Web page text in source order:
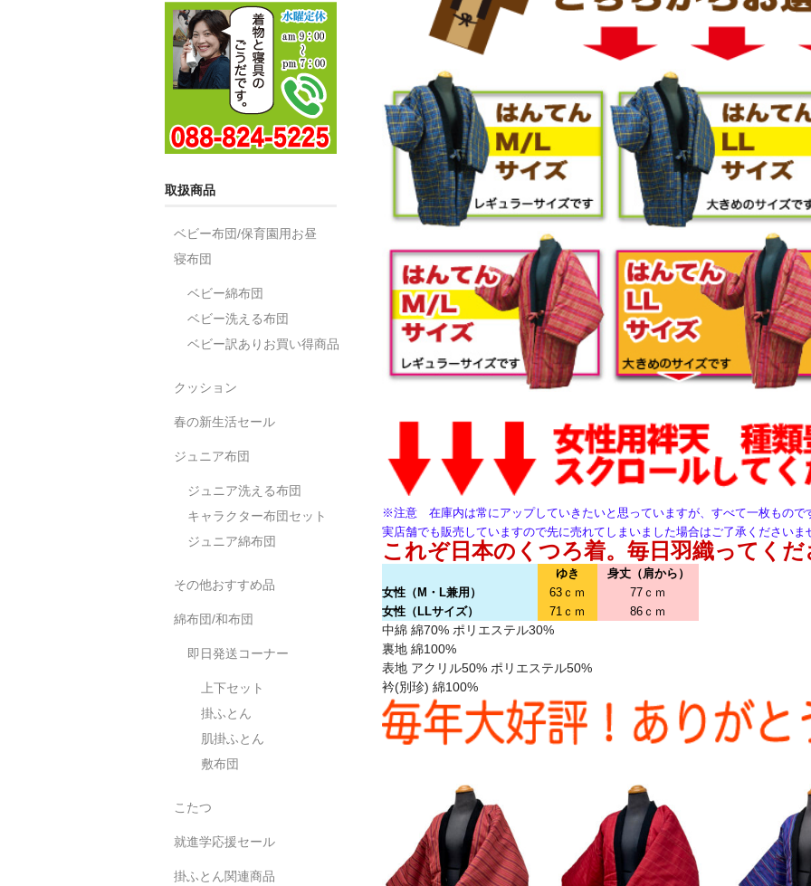
※注意 在庫内は常にアップしていきたいと思っていますが、すべて一枚もので
実店舗でも販売していますので先に売れてしまいました場合はご了承くださいま
これぞ日本のくつろ着。毎日羽織ってくだ
ゆき
身丈（肩から）
女性（M・L兼用）
63ｃｍ
77ｃｍ
女性（LLサイズ）
71ｃｍ 86ｃｍ
中綿 綿70% ポリエステル30%
裏地 綿100%
表地 アクリル50% ポリエステル50%
衿(別珍) 綿100%
取扱商品
ベビー布団/保育園用お昼
寝布団
ベビー綿布団
ベビー洗える布団
ベビー訳ありお買い得商品
クッション
春の新生活セール
ジュニア布団
ジュニア洗える布団
キャラクター布団セット
ジュニア綿布団
その他おすすめ品
綿布団/和布団
即日発送コーナー
上下セット
掛ふとん
肌掛ふとん
敷布団
こたつ
就進学応援セール
掛ふとん関連商品